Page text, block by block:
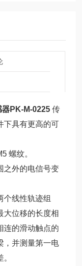
PK-M-0225 传
下具有更高的可
螺纹。
之外的电信号变
个线性轨迹组
大位移的长度相
连的滑动触点的
，并测量第一电